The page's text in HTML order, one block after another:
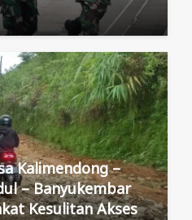
Kalimendong –
– Banyukembar
Kesulitan Akses